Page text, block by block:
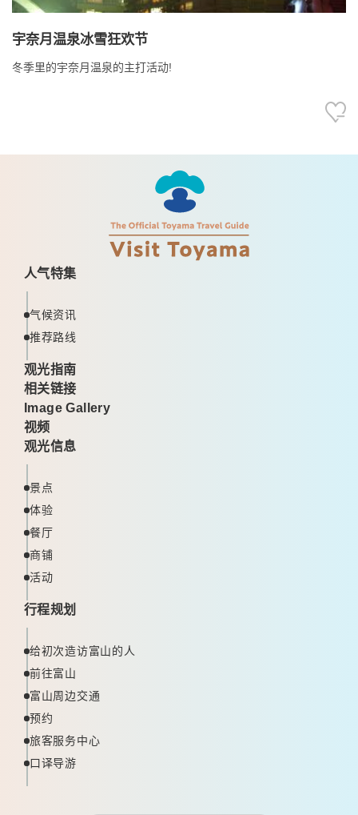
宇奈月温泉冰雪狂欢节
冬季里的宇奈月温泉的主打活动!
人气特集
气候资讯
推荐路线
观光指南
相关链接
Image Gallery
视频
观光信息
景点
体验
餐厅
商铺
活动
行程规划
给初次造访富山的人
前往富山
富山周边交通
预约
旅客服务中心
口译导游